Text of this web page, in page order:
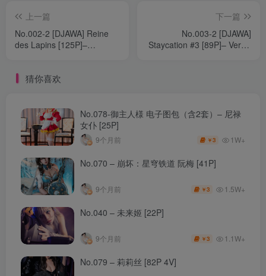
上一篇
No.002-2 [DJAWA] Reine
des Lapins [125P]–
下一篇
No.003-2 [DJAWA]
Staycation #3 [89P]– Ver_B
猜你喜欢
No.078-御主人様 电子图包（含2套）– 尼禄
女仆 [25P]
9个月前 ￥3 1W+
No.070 – 崩坏：星穹铁道 阮梅 [41P]
9个月前 ￥3 1.5W+
No.040 – 未来姬 [22P]
9个月前 ￥3 1.1W+
No.079 – 莉莉丝 [82P 4V]